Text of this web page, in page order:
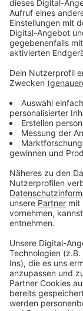
Verpass'
ANTENNE
Lifestyle
Du